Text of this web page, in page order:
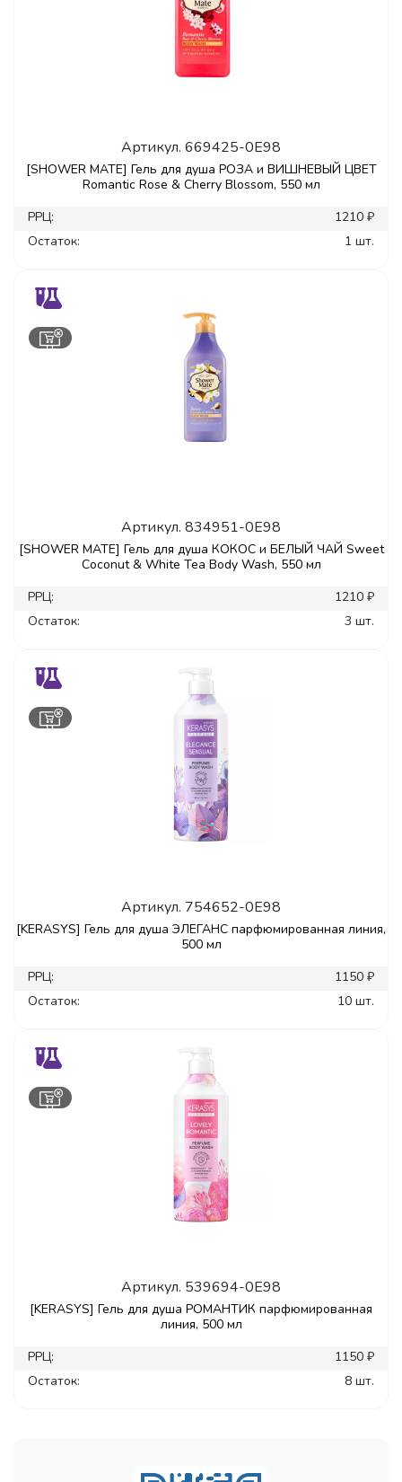
Артикул. 669425-0E98
[SHOWER MATE] Гель для душа РОЗА и ВИШНЕВЫЙ ЦВЕТ
Romantic Rose & Cherry Blossom, 550 мл
РРЦ:
1210 ₽
Остаток:
1 шт.
Артикул. 834951-0E98
[SHOWER MATE] Гель для душа КОКОС и БЕЛЫЙ ЧАЙ Sweet
Coconut & White Tea Body Wash, 550 мл
РРЦ:
1210 ₽
Остаток:
3 шт.
Артикул. 754652-0E98
[KERASYS] Гель для душа ЭЛЕГАНС парфюмированная линия,
500 мл
РРЦ:
1150 ₽
Остаток:
10 шт.
Артикул. 539694-0E98
[KERASYS] Гель для душа РОМАНТИК парфюмированная
линия, 500 мл
РРЦ:
1150 ₽
Остаток:
8 шт.